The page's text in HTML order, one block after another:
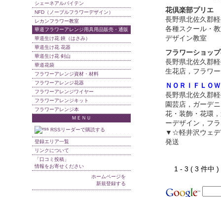
花倶楽部プリエ
長野県北佐久郡
各種スクール・
デザイン教室
フラワーショッ
長野県北佐久郡
生花店，フラワ
ＮＯＲＩＦＬＯ
長野県北佐久郡
園芸店，ガーデ
花・装飾・花環
ーデザイン，フ
▼☆軽井沢ウェデ
発送
1 - 3 ( 3 件
シェーネアルバイテン
NFD（ノーブルフラワーデザイン）
レカンフラワー教室
華道フラワーアレンジ用具用品販売・通販
華道生け花 鋏（はさみ）
華道生け花 花器
華道生け花 剣山
華道花袋
フラワーアレンジ資材・材料
フラワーアレンジ花器
フラワーアレンジワイヤー
フラワーアレンジキット
フラワーアレンジ本
ＭＥＮＵ
RSSリーダーで購読する
登録エリア一覧
リンクについて
「口コミ投稿」
情報をお寄せください
ホームページを
新規登録する